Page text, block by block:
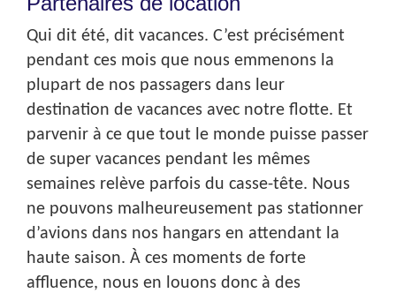
Qui dit été, dit vacances. C’est précisément
pendant ces mois que nous emmenons la
plupart de nos passagers dans leur
destination de vacances avec notre flotte. Et
parvenir à ce que tout le monde puisse passer
de super vacances pendant les mêmes
semaines relève parfois du casse-tête. Nous
ne pouvons malheureusement pas stationner
d’avions dans nos hangars en attendant la
haute saison. À ces moments de forte
affluence, nous en louons donc à des